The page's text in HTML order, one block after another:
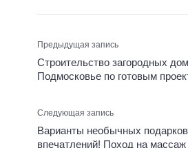
Предыдущая запись
Строительство загородных
Подмосковье по готовым
Следующая запись
Варианты необычных
впечатлений! Поход на массаж